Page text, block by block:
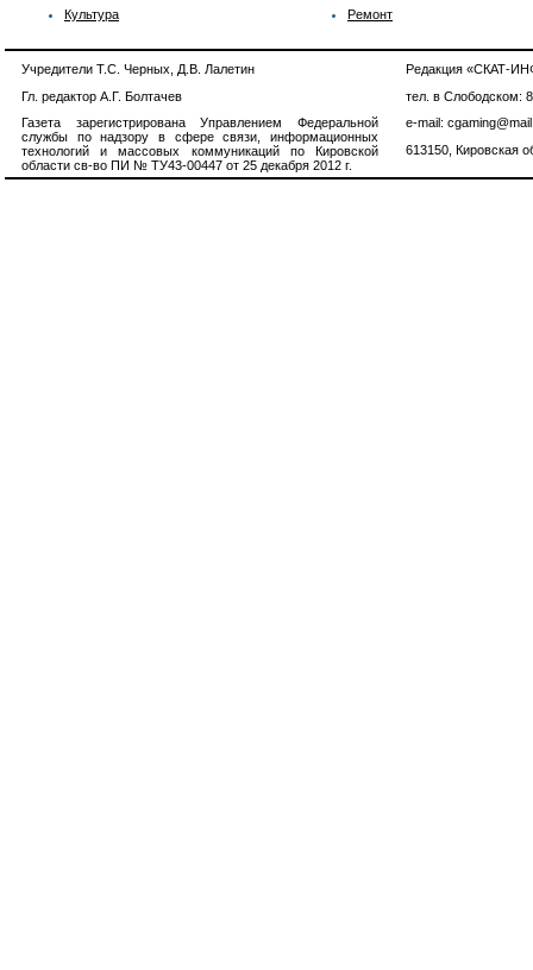
Культура Ремонт
Учредители Т.С. Черных, Д.В. Лалетин
Гл. редактор А.Г. Болтачев
Газета зарегистрирована Управлением Федеральной
службы по надзору в сфере связи, информационных
технологий и массовых коммуникаций по Кировской
области св-во ПИ № ТУ43-00447 от 25 декабря 2012 г.
Редакция «СКАТ-
тел. в Слободском:
e-mail:
613150, Кировская